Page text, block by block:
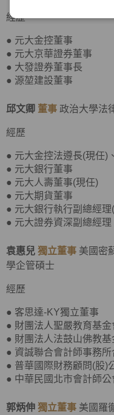
經歷
● 元大金控董事
● 元大京華證券董事
● 大發證券董事長
● 源堃建設董事
邱文卿 董事 政治大學法
經歷
● 元大金控法遵長(現任)
● 元大銀行董事
● 元大人壽董事(現任)
● 元大期貨董事
● 元大銀行執行副總經理
● 元大證券資深副總經理
袁惠兒 獨立董事 美國密
學企管碩士
經歷
● 客思達-KY獨立董事
● 財團法人聖嚴教育基金
● 財團法人法鼓山佛教基
● 資誠聯合會計師事務所
● 普華國際財務顧問(股)
● 中華民國北市會計師公
郭炳伸 獨立董事 美國羅